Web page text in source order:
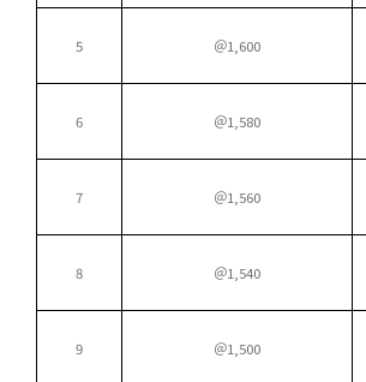
5 ＠1,600
6 ＠1,580
7 ＠1,560
8 ＠1,540
9 ＠1,500